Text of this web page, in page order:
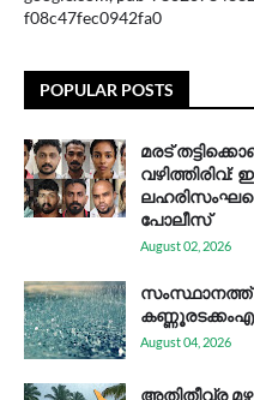
f08c47fec0942fa0
POPULAR POSTS
മരട്
വഴിത്തിരിവ്:
പോലീസ്
August 02, 2026
സം​സ്ഥാ​ന​ത്ത്
August 04, 2026
അതിതീവ്ര